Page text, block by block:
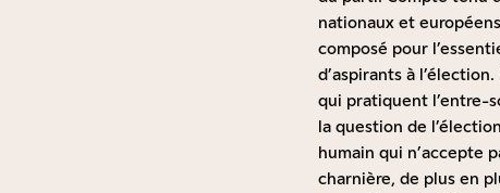
nationaux et
composé pour
d’aspirants à
qui pratiquent l’entre-
la question de
humain qui n’accepte
charnière, de plus en